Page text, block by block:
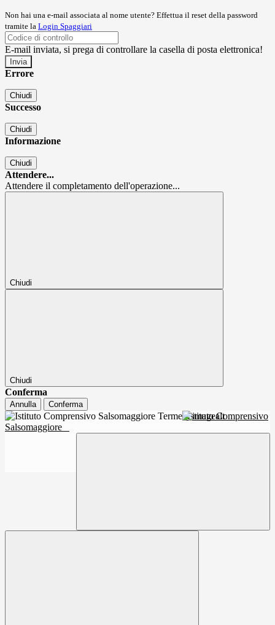
Non hai una e-mail associata al nome utente? Effettua il reset della password
tramite la Login Spaggiari
E-mail inviata, si prega di controllare la casella di posta elettronica!
Errore
Chiudi
Successo
Chiudi
Informazione
Chiudi
Attendere...
Attendere il completamento dell'operazione...
Chiudi
Chiudi
Conferma
Annulla Conferma
Istituto Comprensivo
Salsomaggiore